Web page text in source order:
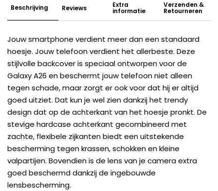
Beschrijving Reviews Extra
informatie
Verzenden &
Retourneren
Jouw smartphone verdient meer dan een standaard
hoesje. Jouw telefoon verdient het allerbeste. Deze
stijlvolle backcover is speciaal ontworpen voor de
Galaxy A26 en beschermt jouw telefoon niet alleen
tegen schade, maar zorgt er ook voor dat hij er altijd
goed uitziet. Dat kun je wel zien dankzij het trendy
design dat op de achterkant van het hoesje pronkt. De
stevige hardcase achterkant gecombineerd met
zachte, flexibele zijkanten biedt een uitstekende
bescherming tegen krassen, schokken en kleine
valpartijen. Bovendien is de lens van je camera extra
goed beschermd dankzij de ingebouwde
lensbescherming.